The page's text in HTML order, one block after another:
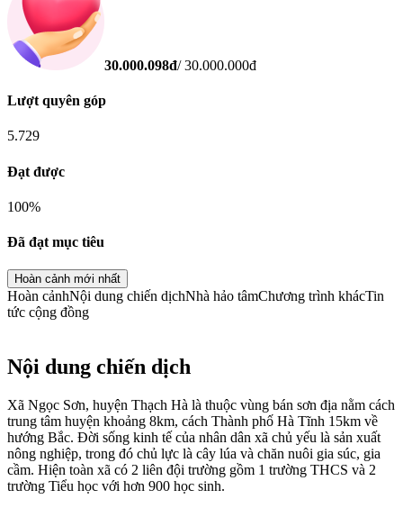
30.000.098đ/30.000.000đ
Lượt quyên góp
5.729
Đạt được
100%
Đã đạt mục tiêu
Hoàn cảnh mới nhất
Hoàn cảnhNội dung chiến dịchNhà hảo tâmChương trình khácTin
tức cộng đồng
Nội dung chiến dịch
Xã Ngọc Sơn, huyện Thạch Hà là thuộc vùng bán sơn địa nằm cách
trung tâm huyện khoảng 8km, cách Thành phố Hà Tĩnh 15km về
hướng Bắc. Đời sống kinh tế của nhân dân xã chủ yếu là sản xuất
nông nghiệp, trong đó chủ lực là cây lúa và chăn nuôi gia súc, gia
cầm. Hiện toàn xã có 2 liên đội trường gồm 1 trường THCS và 2
trường Tiểu học với hơn 900 học sinh.